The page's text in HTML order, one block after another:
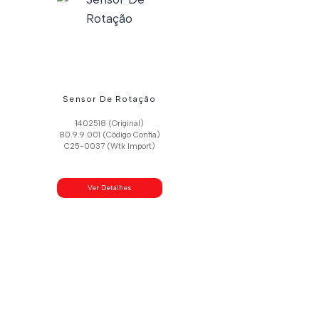
Sensor De Rotação
1402518 (Original)
80.9.9.001 (Código Confia)
C25-0037 (Wtk Import)
Ver Detalhes